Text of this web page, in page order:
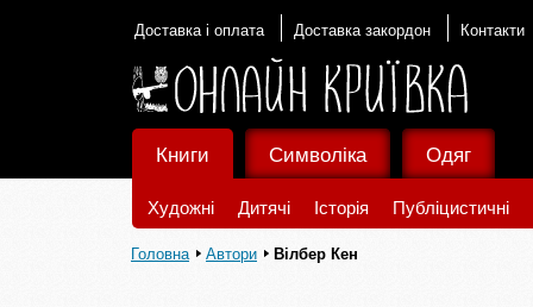
Доставка і оплата Доставка закордон Контакти
Книги
Художні Дитячі Історія Публіцистичні
Символіка Одяг
Головна Автори Вілбер Кен